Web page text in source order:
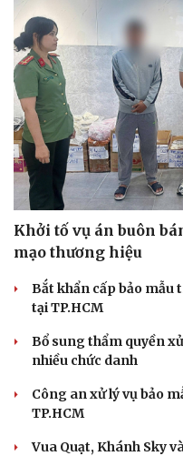
Săn Tour
check-in
Khởi tố vụ án buôn
mạo thương hiệu
Bắt khẩn cấp bảo mẫu
tại TP.HCM
Bổ sung thẩm quyền
nhiều chức danh
Công an xử lý vụ bảo
TP.HCM
Vua Quạt, Khánh Sky